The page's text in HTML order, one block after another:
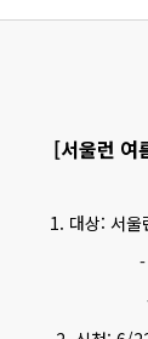
[서울런 여
1. 대상: 서